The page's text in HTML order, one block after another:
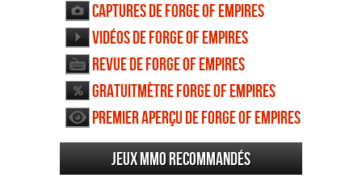
Captures de Forge of Empires
Vidéos de Forge of Empires
Revue de Forge of Empires
Gratuitmètre Forge of Empires
Premier aperçu de Forge of Empires
Jeux MMO recommandés